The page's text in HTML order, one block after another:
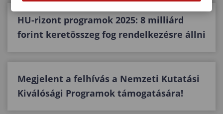
HU-rizont programok 2025: 8 milliárd
forint keretösszeg fog rendelkezésre állni
Megjelent a felhívás a Nemzeti Kutatási
Kiválósági Programok támogatására!